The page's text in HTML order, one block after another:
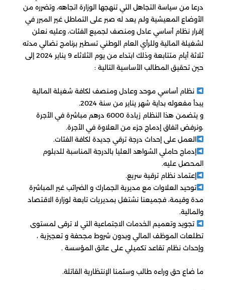
درعا من سياسة التجاهل التي تنهجها الوزارة اتجاهه، وتضرره من
الأوضاع المعيشية ولم يعد له صبر على التماطل غير المبرر في
إقرار نظام أساسي عادل ومنصف لجميع الفئات، وعليه نعلن
لشغيلة المالية وللرأي العام الوطني تسطير برنامج نضالي مدته
ثلاثة أيام متتابعة وذلك ابتداء من يوم الثلاثاء 9 يناير 2024 إلى
حين تحقيق المطالب الأساسية التالية :
نظام أساسي موحد وعادل ومنصف لكافة شغيلة المالية
يبدأ مفعوله بداية شهر يناير من سنة 2024.
و يتضمن هذا النظام زيادة 6000 درهم مباشرة في الأجرة
،ونرفض اتفاق إدماج جزء من العلاوة في الأجرة.
العمل على إحداث درجة ترقي جديدة لكافة الفئات.
إدماج حاملي الشواهد العليا بالدرجة المناسبة للدبلوم
المحصل عليه.
إعتماد نظام ترقية سريع.
توحيد العلاوات مع مديرية الجمارك و الضرائب غير المباشرة
مدة وقيمة، فجميعنا نشتغل بمديريات تابعة لوزارة الاقتصاد
والمالية.
تجويد وتعميم الخدمات الاجتماعية التي لا ترقى لمستوى
تطلعات الموظف المالي وبدون شروط مجحفة و تعجيزية ،
وإحداث نظام تقاعد تكميلي على عاتق المؤسسة .
ما ضاع حق وراءه طالب وسئمنا الإنتظارية القاتلة.